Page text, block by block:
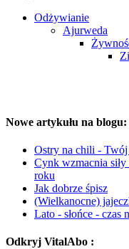
Odżywianie
Ajurweda
Nowe artykułu na blogu:
Ostry na chili - Twój
Cynk wzmacnia
roku
Jak dobrze śpisz
(Wielkanocne)
Lato - słońce - czas
Odkryj VitalAbo :